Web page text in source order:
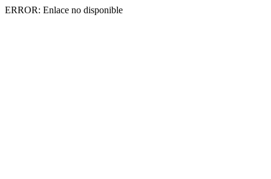
ERROR: Enlace no disponible